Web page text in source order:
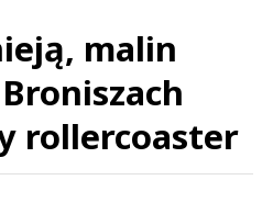
malin
rollercoaster